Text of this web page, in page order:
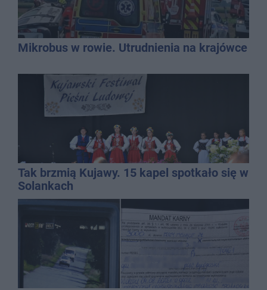
Mikrobus w rowie. Utrudnienia na krajówce
Tak brzmią Kujawy. 15 kapel spotkało się w
Solankach